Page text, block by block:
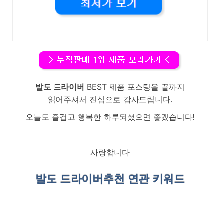
발도 드라이버 BEST 제품 포스팅을 끝까지
읽어주셔서 진심으로 감사드립니다.
오늘도 즐겁고 행복한 하루되셨으면 좋겠습니다!
사랑합니다
발도 드라이버 추천 연관 키워드